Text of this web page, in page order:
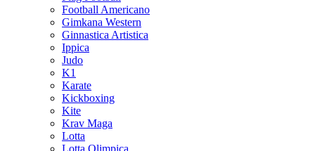
Football Americano
Gimkana Western
Ginnastica Artistica
Ippica
Judo
K1
Karate
Kickboxing
Kite
Krav Maga
Lotta
Lotta Olimpica